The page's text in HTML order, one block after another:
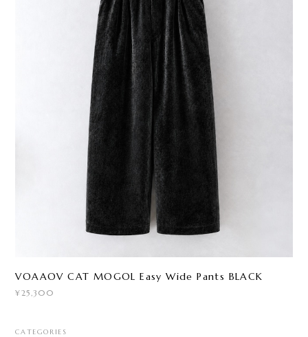
VOAAOV CAT MOGOL Easy Wide Pants BLACK
¥25,300
CATEGORIES